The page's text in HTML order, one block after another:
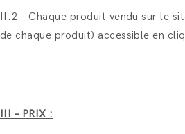
II.2 – Chaque produit vendu sur le
de chaque produit) accessible en
III – PRIX :